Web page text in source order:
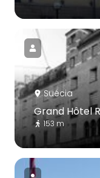
Suécia
Grand Hôtel
153 m